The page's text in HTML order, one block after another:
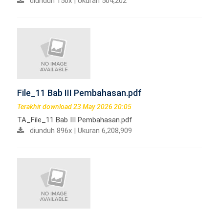
File_11 Bab III Pembahasan.pdf
Terakhir download 23 May 2026 20:05
TA_File_11 Bab III Pembahasan.pdf
diunduh 896x | Ukuran 6,208,909